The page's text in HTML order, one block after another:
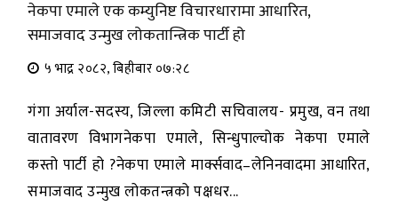
नेकपा एमाले एक कम्युनिष्ट विचारधारामा आधारित,
समाजवाद उन्मुख लोकतान्त्रिक पार्टी हो
५ भाद्र २०८२, बिहीबार ०७:२८
गंगा अर्याल-सदस्य, जिल्ला कमिटी सचिवालय- प्रमुख, वन तथा
वातावरण विभागनेकपा एमाले, सिन्धुपाल्चोक नेकपा एमाले
कस्तो पार्टी हो ?नेकपा एमाले मार्क्सवाद–लेनिनवादमा आधारित,
समाजवाद उन्मुख लोकतन्त्रको पक्षधर...